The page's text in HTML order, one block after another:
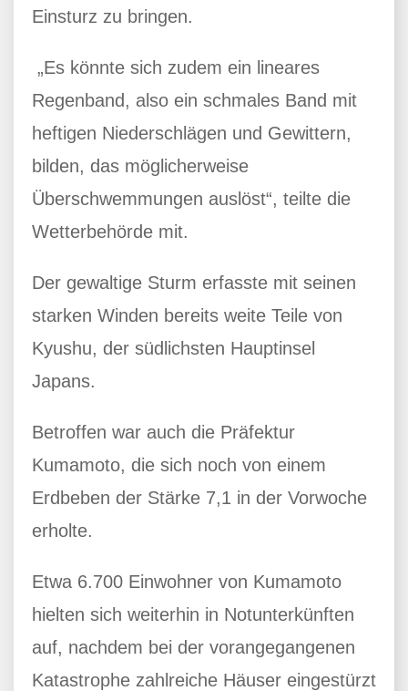
Einsturz zu bringen.
„Es könnte sich zudem ein lineares
Regenband, also ein schmales Band mit
heftigen Niederschlägen und Gewittern,
bilden, das möglicherweise
Überschwemmungen auslöst“, teilte die
Wetterbehörde mit.
Der gewaltige Sturm erfasste mit seinen
starken Winden bereits weite Teile von
Kyushu, der südlichsten Hauptinsel
Japans.
Betroffen war auch die Präfektur
Kumamoto, die sich noch von einem
Erdbeben der Stärke 7,1 in der Vorwoche
erholte.
Etwa 6.700 Einwohner von Kumamoto
hielten sich weiterhin in Notunterkünften
auf, nachdem bei der vorangegangenen
Katastrophe zahlreiche Häuser eingestürzt